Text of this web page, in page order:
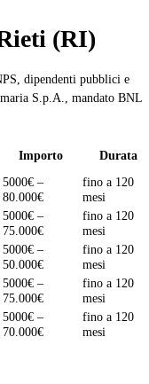
(RI)
dipendenti pubblici e
S.p.A., mandato BNL
Importo Durata
5000€ –
80.000€
fino a 120
mesi
5000€ –
75.000€
fino a 120
mesi
5000€ –
50.000€
fino a 120
mesi
5000€ –
75.000€
fino a 120
mesi
5000€ –
70.000€
fino a 120
mesi